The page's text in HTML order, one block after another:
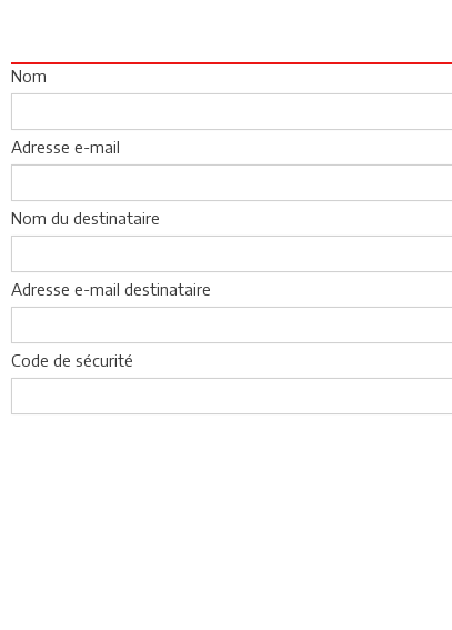
Nom
Adresse e-mail
Nom du destinataire
Adresse e-mail destinataire
Code de sécurité